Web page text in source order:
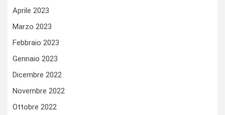
Aprile 2023
Marzo 2023
Febbraio 2023
Gennaio 2023
Dicembre 2022
Novembre 2022
Ottobre 2022